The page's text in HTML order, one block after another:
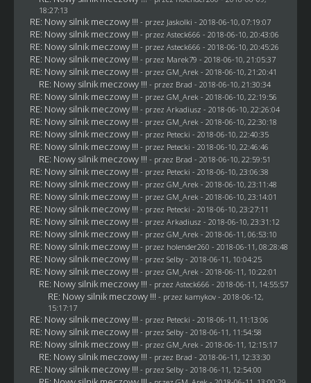
18:27:13
RE: Nowy silnik meczowy !!! - przez Jaskolki - 2018-06-10, 07:19:07
RE: Nowy silnik meczowy !!! - przez Asteck666 - 2018-06-10, 20:43:06
RE: Nowy silnik meczowy !!! - przez Asteck666 - 2018-06-10, 20:45:26
RE: Nowy silnik meczowy !!! - przez Marek79 - 2018-06-10, 21:05:37
RE: Nowy silnik meczowy !!! - przez GM_Arek - 2018-06-10, 21:20:41
RE: Nowy silnik meczowy !!! - przez Brad - 2018-06-10, 21:30:34
RE: Nowy silnik meczowy !!! - przez GM_Arek - 2018-06-10, 22:19:56
RE: Nowy silnik meczowy !!! - przez Arkadiusz - 2018-06-10, 22:26:04
RE: Nowy silnik meczowy !!! - przez GM_Arek - 2018-06-10, 22:30:18
RE: Nowy silnik meczowy !!! - przez Petecki - 2018-06-10, 22:40:35
RE: Nowy silnik meczowy !!! - przez Petecki - 2018-06-10, 22:46:46
RE: Nowy silnik meczowy !!! - przez Brad - 2018-06-10, 22:59:51
RE: Nowy silnik meczowy !!! - przez Petecki - 2018-06-10, 23:06:38
RE: Nowy silnik meczowy !!! - przez GM_Arek - 2018-06-10, 23:11:48
RE: Nowy silnik meczowy !!! - przez GM_Arek - 2018-06-10, 23:14:01
RE: Nowy silnik meczowy !!! - przez Petecki - 2018-06-10, 23:27:11
RE: Nowy silnik meczowy !!! - przez Arkadiusz - 2018-06-10, 23:31:12
RE: Nowy silnik meczowy !!! - przez GM_Arek - 2018-06-11, 06:53:10
RE: Nowy silnik meczowy !!! - przez holender260 - 2018-06-11, 08:28:48
RE: Nowy silnik meczowy !!! - przez Selby- 2018-06-11, 10:04:25
RE: Nowy silnik meczowy !!! - przez GM_Arek - 2018-06-11, 10:22:01
RE: Nowy silnik meczowy !!! - przez Asteck666 - 2018-06-11, 14:55:57
RE: Nowy silnik meczowy !!! - przez kamykov- 2018-06-12,
15:17:17
RE: Nowy silnik meczowy !!! - przez Petecki - 2018-06-11, 11:13:06
RE: Nowy silnik meczowy !!! - przez Selby- 2018-06-11, 11:54:58
RE: Nowy silnik meczowy !!! - przez GM_Arek - 2018-06-11, 12:15:17
RE: Nowy silnik meczowy !!! - przez Brad - 2018-06-11, 12:33:30
RE: Nowy silnik meczowy !!! - przez Selby- 2018-06-11, 12:54:00